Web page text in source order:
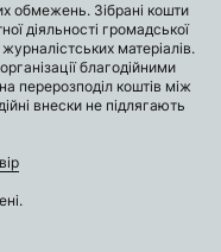
обмежень. Зібрані кошти
діяльності громадської
матеріалів.
благодійними
перерозподіл коштів між
внески не підлягають